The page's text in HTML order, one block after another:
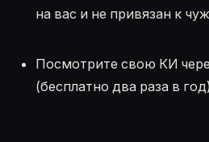
на вас и не привязан к
Посмотрите свою КИ
(бесплатно два раза в год)